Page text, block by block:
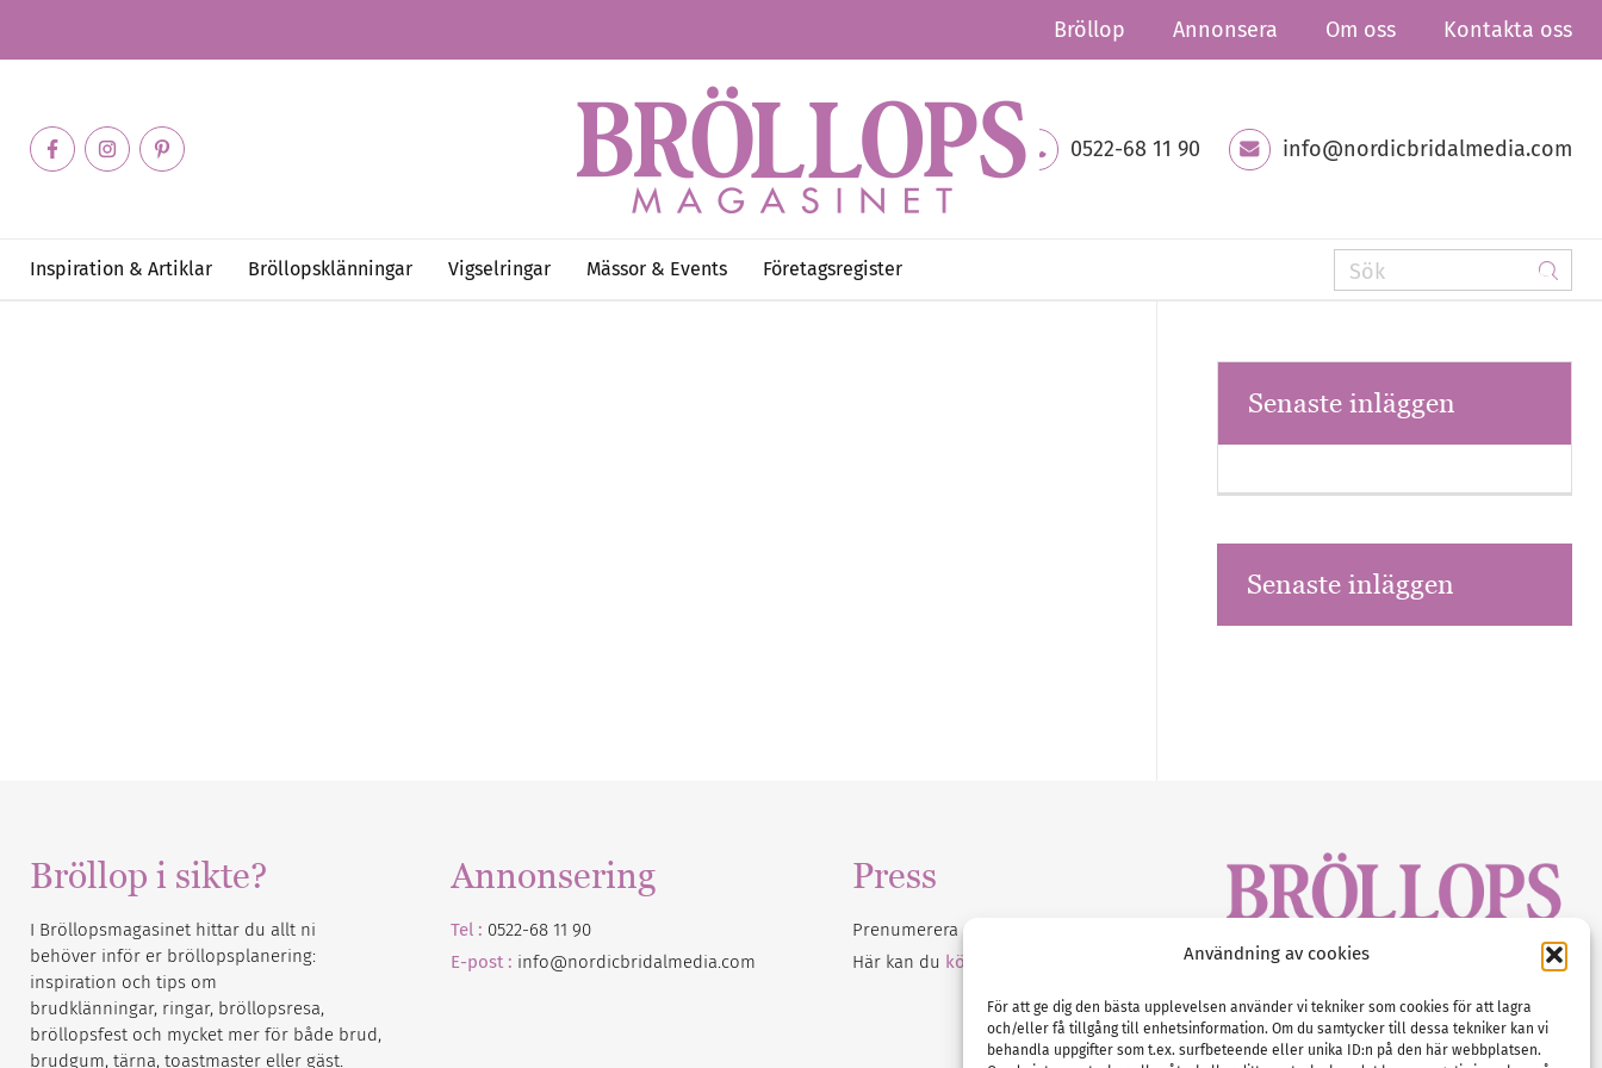
Användning av cookies
För att ge dig den bästa upplevelsen använder vi tekniker som cookies för att lagra
och/eller få tillgång till enhetsinformation. Om du samtycker till dessa tekniker kan vi
behandla uppgifter som t.ex. surfbeteende eller unika ID:n på den här webbplatsen.
Bröllop Annonsera Om oss Kontakta oss
0522-68 11 90 info@nordicbridalmedia.com
Inspiration & Artiklar Bröllopsklänningar Vigselringar Mässor & Events Företagsregister
Senaste inläggen
Senaste inläggen
Bröllop i sikte?
I Bröllopsmagasinet hittar du allt ni
behöver inför er bröllopsplanering:
inspiration och tips om
brudklänningar, ringar, bröllopsresa,
bröllopsfest och mycket mer för både brud,
brudgum, tärna, toastmaster eller gäst.
Annonsering
Tel : 0522-68 11 90
E-post : info@nordicbridalmedia.com
Press
Prenumerera på vårt
Här kan du köpa Bröllopsmagasinet
Tel :0522-68 11 90
E-post:info@nordicbridalmedia.com